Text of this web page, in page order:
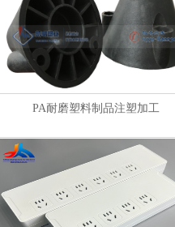
PA耐磨塑料制品注塑加工